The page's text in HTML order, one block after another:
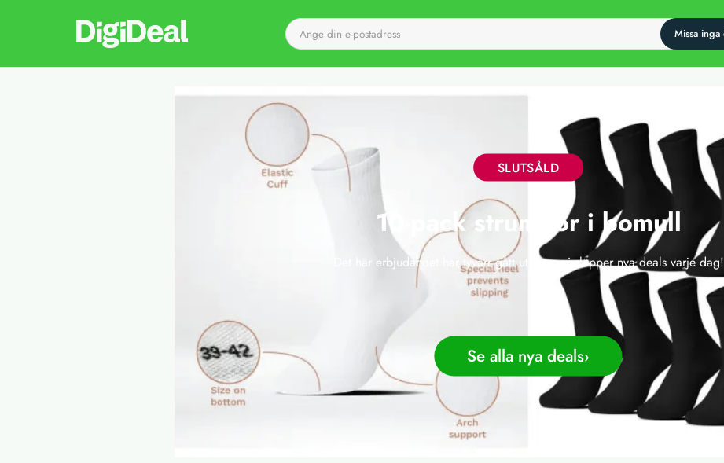
Till startsidan
SLUTSÅLD
10-pack strumpor i bomull
Det här erbjudandet har tyvärr gått ut, men vi släpper nya deals varje dag!
Se alla nya deals